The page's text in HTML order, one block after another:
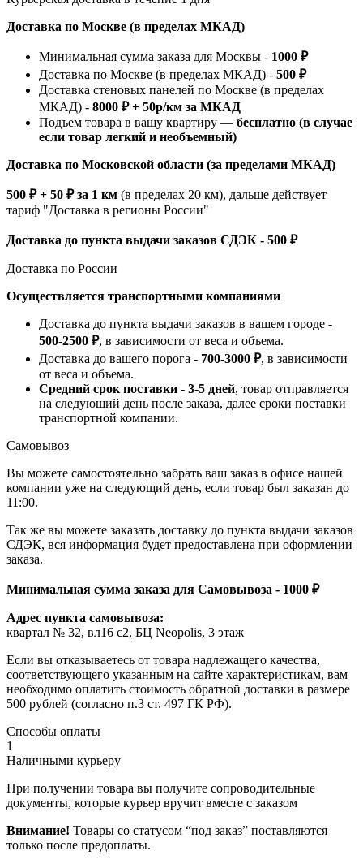
Доставка по Москве (в пределах МКАД)
Минимальная сумма заказа для Москвы - 1000 ₽
Доставка по Москве (в пределах МКАД) - 500 ₽
Доставка стеновых панелей по Москве (в пределах
МКАД) - 8000 ₽ + 50р/км за МКАД
Подъем товара в вашу квартиру — бесплатно (в случае
если товар легкий и необъемный)
Доставка по Московской области (за пределами МКАД)
500 ₽ + 50 ₽ за 1 км (в пределах 20 км), дальше действует
тариф "Доставка в регионы России"
Доставка до пункта выдачи заказов СДЭК - 500 ₽
Доставка по России
Осуществляется транспортными компаниями
Доставка до пункта выдачи заказов в вашем городе -
500-2500 ₽, в зависимости от веса и объема.
Доставка до вашего порога - 700-3000 ₽, в зависимости
от веса и объема.
Средний срок поставки - 3-5 дней, товар отправляется
на следующий день после заказа, далее сроки поставки
транспортной компании.
Самовывоз
Вы можете самостоятельно забрать ваш заказ в офисе нашей
компании уже на следующий день, если товар был заказан до
11:00.
Так же вы можете заказать доставку до пункта выдачи заказов
СДЭК, вся информация будет предоставлена при оформлении
заказа.
Минимальная сумма заказа для Самовывоза - 1000 ₽
Адрес пункта самовывоза:
квартал № 32, вл16 с2, БЦ Neopolis, 3 этаж
Если вы отказываетесь от товара надлежащего качества,
соответствующего указанным на сайте характеристикам, вам
необходимо оплатить стоимость обратной доставки в размере
500 рублей (согласно п.3 ст. 497 ГК РФ).
Способы оплаты
1
Наличными курьеру
При получении товара вы получите сопроводительные
документы, которые курьер вручит вместе с заказом
Внимание! Товары со статусом “под заказ” поставляются
только после предоплаты.